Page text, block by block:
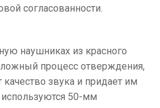
согласованности.
наушниках из красного
процесс отверждения,
звука и придает им
50-мм